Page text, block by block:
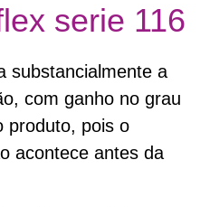
serie 116
substancialmente a
com ganho no grau
produto, pois o
acontece antes da